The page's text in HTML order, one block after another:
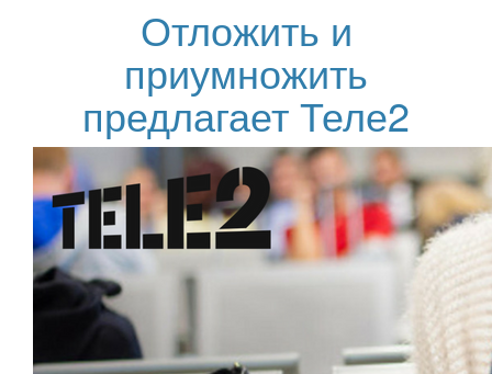
Отложить и
приумножить
предлагает Теле2